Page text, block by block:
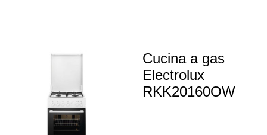
Cucina a gas
Electrolux
RKK20160OW